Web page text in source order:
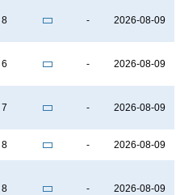
8 - 2026-08-09
6 - 2026-08-09
7 - 2026-08-09
8 - 2026-08-09
8 - 2026-08-09